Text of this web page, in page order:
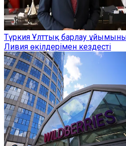
Түркия Ұлттық барлау
Ливия өкілдерімен кездесті